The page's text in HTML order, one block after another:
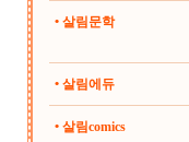
• 살림문학
• 살림에듀
• 살림comics